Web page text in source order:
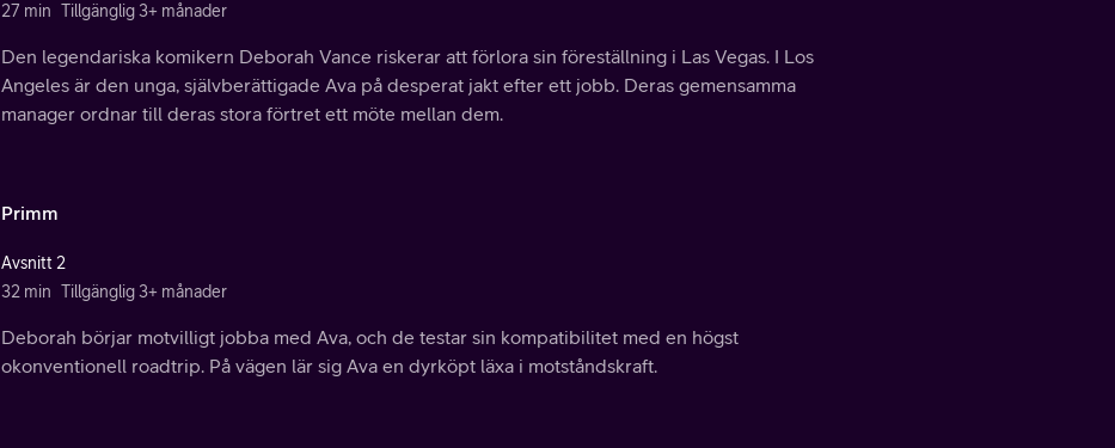
27 min Tillgänglig 3+ månader
Den legendariska komikern Deborah Vance riskerar att förlora sin föreställning i Las Vegas. I Los
Angeles är den unga, självberättigade Ava på desperat jakt efter ett jobb. Deras gemensamma
manager ordnar till deras stora förtret ett möte mellan dem.
Primm
Avsnitt 2
32 min Tillgänglig 3+ månader
Deborah börjar motvilligt jobba med Ava, och de testar sin kompatibilitet med en högst
okonventionell roadtrip. På vägen lär sig Ava en dyrköpt läxa i motståndskraft.